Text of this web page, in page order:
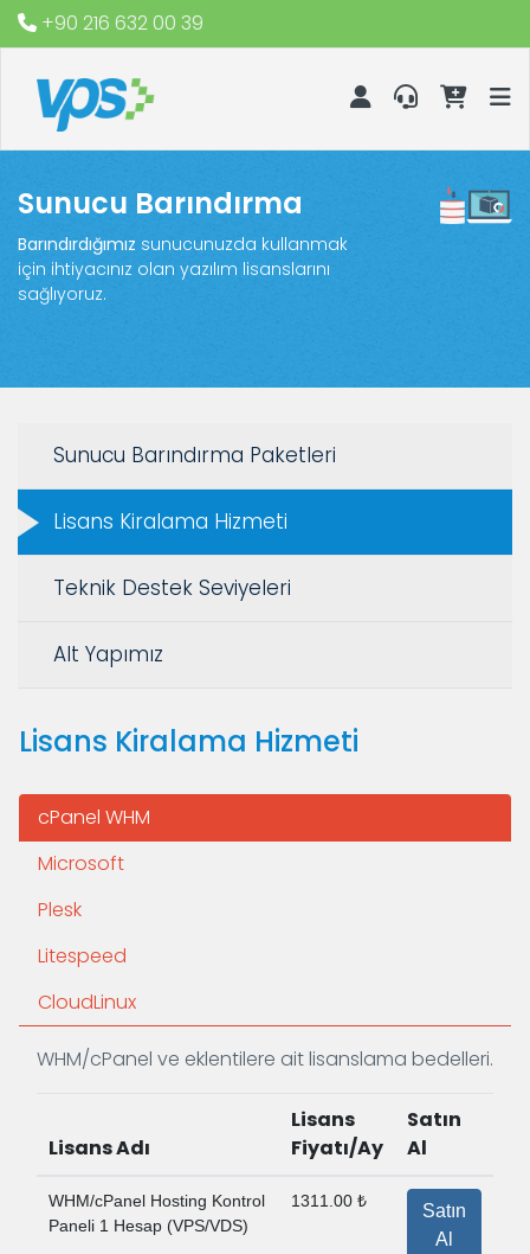
+90 216 632 00 39
Sunucu Barındırma
Barındırdığımız sunucunuzda kullanmak
için ihtiyacınız olan yazılım lisanslarını
sağlıyoruz.
Sunucu Barındırma Paketleri
Lisans Kiralama Hizmeti
Teknik Destek Seviyeleri
Alt Yapımız
Lisans Kiralama Hizmeti
cPanel WHM
Microsoft
Plesk
Litespeed
CloudLinux
WHM/cPanel ve eklentilere ait lisanslama bedelleri.
Lisans Adı
Lisans
Fiyatı/Ay
Satın
Al
WHM/cPanel Hosting Kontrol
Paneli 1 Hesap (VPS/VDS)
1311.00 ₺
Satın
Al